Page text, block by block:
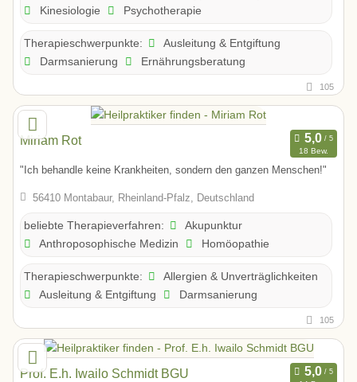
Kinesiologie
Psychotherapie
Therapieschwerpunkte:
Ausleitung & Entgiftung
Darmsanierung
Ernährungsberatung
105
Miriam Rot
18 Bew.
"Ich behandle keine Krankheiten, sondern den ganzen Menschen!"
56410 Montabaur, Rheinland-Pfalz, Deutschland
beliebte Therapieverfahren:
Akupunktur
Anthroposophische Medizin
Homöopathie
Therapieschwerpunkte:
Allergien & Unverträglichkeiten
Ausleitung & Entgiftung
Darmsanierung
105
Prof. E.h. Iwailo Schmidt BGU